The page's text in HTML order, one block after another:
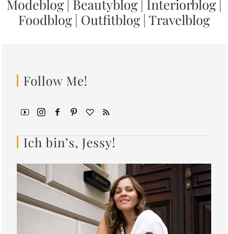
Modeblog| Beautyblog| Interiorblog|
Foodblog| Outfitblog| Travelblog
Follow Me!
Ich bin’s, Jessy!